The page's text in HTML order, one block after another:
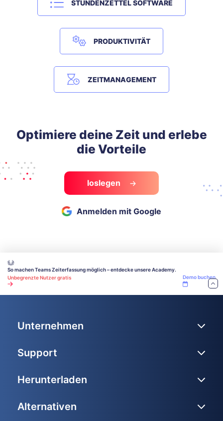
STUNDENZETTEL SOFTWARE
PRODUKTIVITÄT
ZEITMANAGEMENT
Optimiere deine Zeit und erlebe
die Vorteile
loslegen
Anmelden mit Google
So machen Teams Zeiterfassung möglich – entdecke unsere Academy.
Unbegrenzte Nutzer gratis
Demo buchen
Unternehmen
Support
Herunterladen
Alternativen